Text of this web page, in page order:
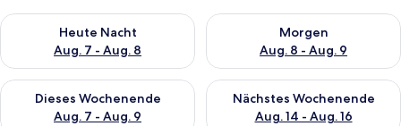
Heute Nacht
Aug. 7 - Aug. 8
Überprüfe die Verfügbarkeit für heute Nacht, Aug. 7 - Aug. 8.
Morgen
Aug. 8 - Aug. 9
Überprüfe die Verfügbarkeit
Dieses Wochenende
Aug. 7 - Aug. 9
Überprüfe die Verfügbarkeit für dieses Wochenende, Aug. 7
Nächstes Wochenende
Aug. 14 - Aug. 16
Überprüfe die Verfügbarkeit